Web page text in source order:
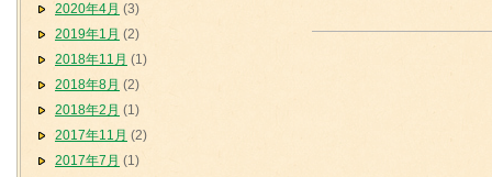
2020年4月 (3)
2019年1月 (2)
2018年11月 (1)
2018年8月 (2)
2018年2月 (1)
2017年11月 (2)
2017年7月 (1)